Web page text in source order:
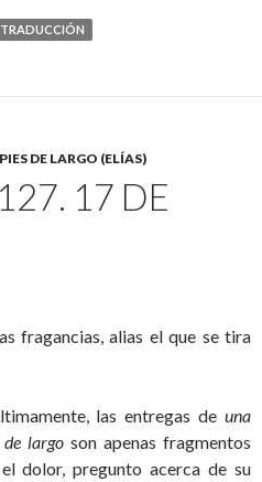
TRADUCCIÓN
DE LARGO (ELÍAS)
17 DE
fragancias, alias el que se tira
las entregas de una
largo son apenas fragmentos
dolor, pregunto acerca de su